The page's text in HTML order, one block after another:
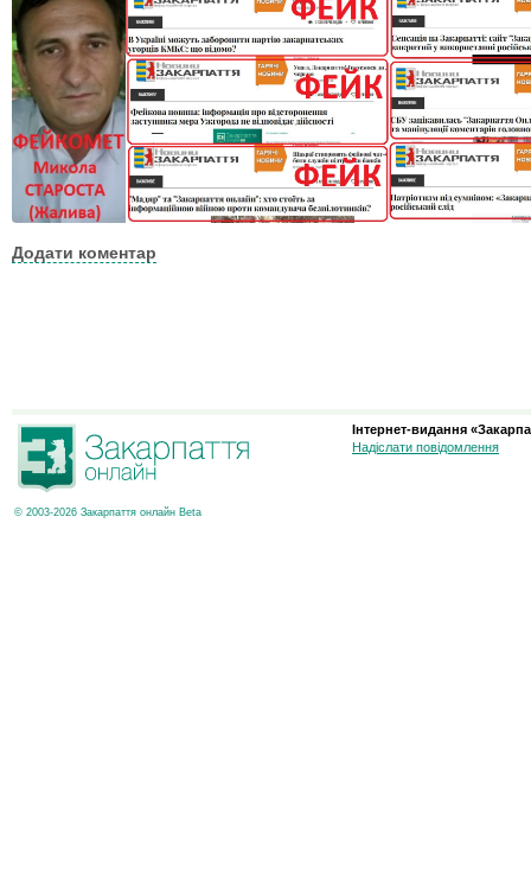
Додати коментар
© 2003-2026 Закарпаття онлайн Beta
Інтернет-видання
Надіслати повідомлення